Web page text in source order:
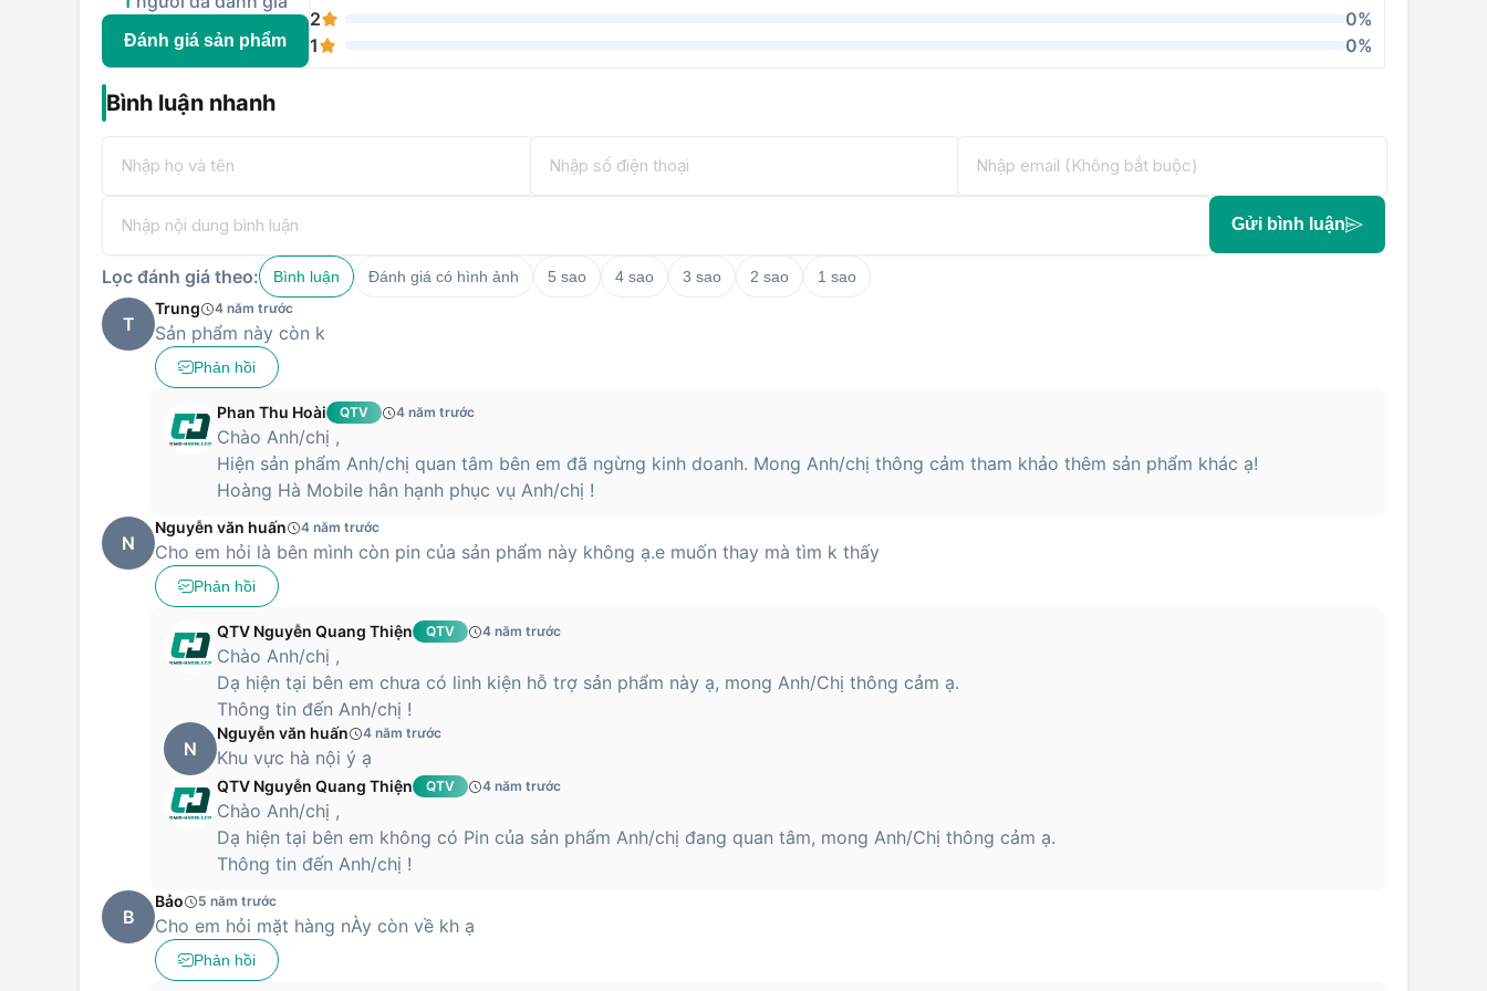
Đánh giá sản phẩm
2
0%
1
0%
Bình luận nhanh
Gửi bình luận
Lọc đánh giá theo: Bình luận Đánh giá có hình ảnh 5 sao 4 sao 3 sao 2 sao 1 sao
T
Trung 4 năm trước
Sản phẩm này còn k
Phản hồi
Phan Thu Hoài QTV 4 năm trước
Chào Anh/chị ,
Hiện sản phẩm Anh/chị quan tâm bên em đã ngừng kinh doanh. Mong Anh/chị thông cảm tham khảo thêm sản phẩm khác ạ!
Hoàng Hà Mobile hân hạnh phục vụ Anh/chị !
N
Nguyễn văn huấn 4 năm trước
Cho em hỏi là bên mình còn pin của sản phẩm này không ạ.e muốn thay mà tìm k thấy
Phản hồi
QTV Nguyễn Quang Thiện QTV 4 năm trước
Chào Anh/chị ,
Dạ hiện tại bên em chưa có linh kiện hỗ trợ sản phẩm này ạ, mong Anh/Chị thông cảm ạ.
Thông tin đến Anh/chị !
N
Nguyễn văn huấn 4 năm trước
Khu vực hà nội ý ạ
QTV Nguyễn Quang Thiện QTV 4 năm trước
Chào Anh/chị ,
Dạ hiện tại bên em không có Pin của sản phẩm Anh/chị đang quan tâm, mong Anh/Chị thông cảm ạ.
Thông tin đến Anh/chị !
B
Bảo 5 năm trước
Cho em hỏi mặt hàng nÀy còn về kh ạ
Phản hồi